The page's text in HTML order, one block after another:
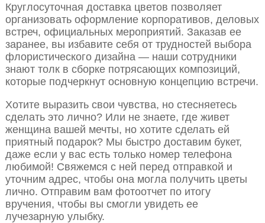
Круглосуточная доставка цветов позволяет
организовать оформление корпоративов, деловых
встреч, официальных мероприятий. Заказав ее
заранее, вы избавите себя от трудностей выбора
флористического дизайна — наши сотрудники
знают толк в сборке потрясающих композиций,
которые подчеркнут основную концепцию встречи.
Хотите выразить свои чувства, но стесняетесь
сделать это лично? Или не знаете, где живет
женщина вашей мечты, но хотите сделать ей
приятный подарок? Мы быстро доставим букет,
даже если у вас есть только номер телефона
любимой! Свяжемся с ней перед отправкой и
уточним адрес, чтобы она могла получить цветы
лично. Отправим вам фотоотчет по итогу
вручения, чтобы вы смогли увидеть ее
лучезарную улыбку.